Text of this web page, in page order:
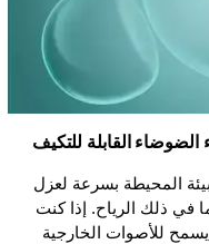
القابلة للتكيف
المحيطة بسرعة لعزل
في ذلك الرياح. إذا كنت
للأصوات الخارجية